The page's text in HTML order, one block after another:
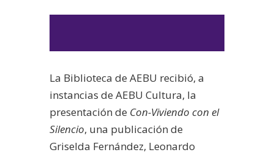
La Biblioteca de AEBU recibió, a
instancias de AEBU Cultura, la
presentación de Con-Viviendo con el
Silencio, una publicación de
Griselda Fernández, Leonardo